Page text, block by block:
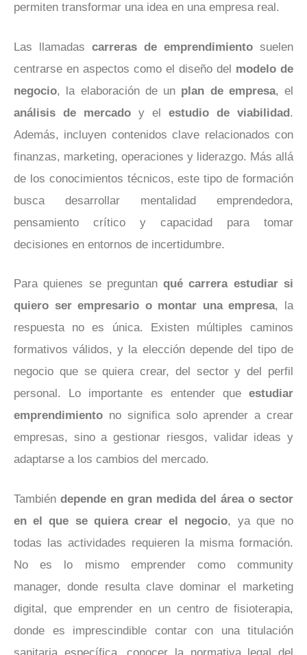
permiten transformar una idea en una empresa real.
Las llamadas carreras de emprendimiento suelen
centrarse en aspectos como el diseño del modelo de
negocio, la elaboración de un plan de empresa, el
análisis de mercado y el estudio de viabilidad.
Además, incluyen contenidos clave relacionados con
finanzas, marketing, operaciones y liderazgo. Más allá
de los conocimientos técnicos, este tipo de formación
busca desarrollar mentalidad emprendedora,
pensamiento crítico y capacidad para tomar
decisiones en entornos de incertidumbre.
Para quienes se preguntanqué carrera estudiar si
quiero ser empresario o montar una empresa, la
respuesta no es única. Existen múltiples caminos
formativos válidos, y la elección depende del tipo de
negocio que se quiera crear, del sector y del perfil
personal. Lo importante es entender que estudiar
emprendimiento no significa solo aprender a crear
empresas, sino a gestionar riesgos, validar ideas y
adaptarse a los cambios del mercado.
También depende en gran medida del área o sector
en el que se quiera crear el negocio, ya que no
todas las actividades requieren la misma formación.
No es lo mismo emprender como community
manager, donde resulta clave dominar el marketing
digital, que emprender en un centro de fisioterapia,
donde es imprescindible contar con una titulación